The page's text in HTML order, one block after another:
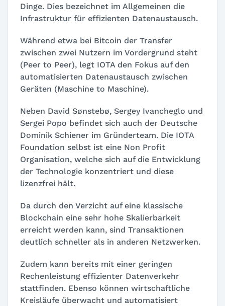
Dinge. Dies bezeichnet im Allgemeinen die
Infrastruktur für effizienten Datenaustausch.
Während etwa bei Bitcoin der Transfer
zwischen zwei Nutzern im Vordergrund steht
(Peer to Peer), legt IOTA den Fokus auf den
automatisierten Datenaustausch zwischen
Geräten (Maschine to Maschine).
Neben David Sønstebø, Sergey Ivancheglo und
Sergei Popo befindet sich auch der Deutsche
Dominik Schiener im Gründerteam. Die IOTA
Foundation selbst ist eine Non Profit
Organisation, welche sich auf die Entwicklung
der Technologie konzentriert und diese
lizenzfrei hält.
Da durch den Verzicht auf eine klassische
Blockchain eine sehr hohe Skalierbarkeit
erreicht werden kann, sind Transaktionen
deutlich schneller als in anderen Netzwerken.
Zudem kann bereits mit einer geringen
Rechenleistung effizienter Datenverkehr
stattfinden. Ebenso können wirtschaftliche
Kreisläufe überwacht und automatisiert